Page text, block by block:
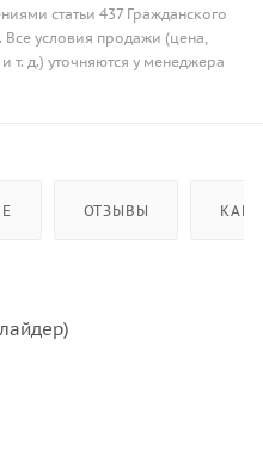
статьи 437 Гражданского
условия продажи (цена,
т. д.) уточняются у менеджера
ОТЗЫВЫ КАК